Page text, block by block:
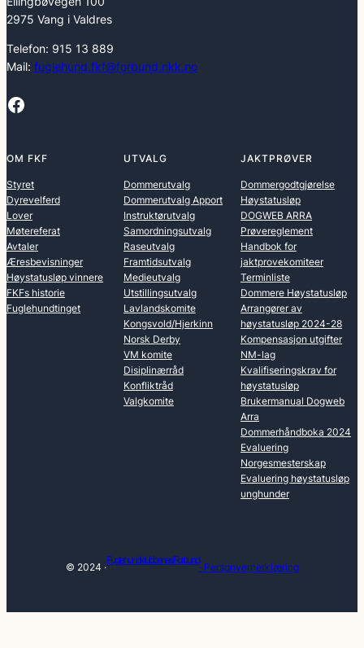
2975 Vang i Valdres
Telefon: 915 13 889
Mail: fuglehund.fkf@forbund.nkk.no
Facebook
OM FKF
Styret
Dyrevelferd
Lover
Møtereferat
Avtaler
Æresbevisninger
Høystatusløp vinnere
FKFs historie
Fuglehundtinget
UTVALG
Dommerutvalg
Dommerutvalg Apport
Instruktørutvalg
Samordningsutvalg
Raseutvalg
Framtidsutvalg
Medieutvalg
Utstillingsutvalg
Lavlandskomite
Kongsvold/Hjerkinn
Norsk Derby
VM komite
Disiplinærråd
Konfliktråd
Valgkomite
JAKTPRØVER
Dommergodtgjørelse
Høystatusløp
DOGWEB ARRA
Prøvereglement
Handbok for
jaktprovekomiteer
Terminliste
Dommere Høystatusløp
Arrangører av
høystatusløp 2024-28
Kompensasjon utgifter
NM-lag
Kvalifiseringskrav for
høystatusløp
Brukermanual Dogweb
Arra
Dommerhåndboka 2024
Evaluering
Norgesmesterskap
Evaluering høystatusløp
unghunder
© 2024 ·
Fuglehundklubbenes Forbund
· Personvernerklæring